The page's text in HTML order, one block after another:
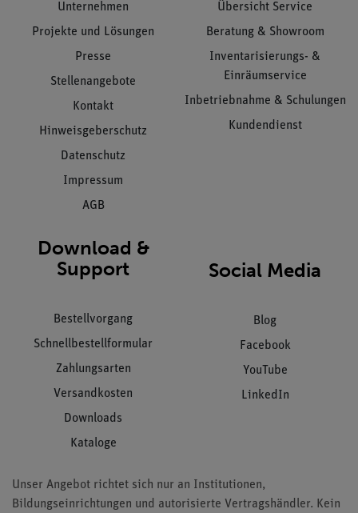
Unternehmen
Projekte und Lösungen
Presse
Stellenangebote
Kontakt
Hinweisgeberschutz
Datenschutz
Impressum
AGB
Übersicht Service
Beratung & Showroom
Inventarisierungs- &
Einräumservice
Inbetriebnahme & Schulungen
Kundendienst
Download &
Support
Bestellvorgang
Schnellbestellformular
Zahlungsarten
Versandkosten
Downloads
Kataloge
Social Media
Blog
Facebook
YouTube
LinkedIn
Unser Angebot richtet sich nur an Institutionen,
Bildungseinrichtungen und autorisierte Vertragshändler. Kein